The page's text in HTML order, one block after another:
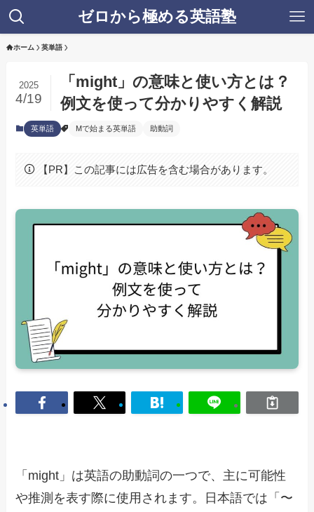
ゼロから極める英語塾
ホーム 英単語
「might」の意味と使い方とは？
例文を使って分かりやすく解説
2025
4/19
英単語 Mで始まる英単語 助動詞
【PR】この記事には広告を含む場合があります。
「might」は英語の助動詞の一つで、主に可能性
や推測を表す際に使用されます。日本語では「〜